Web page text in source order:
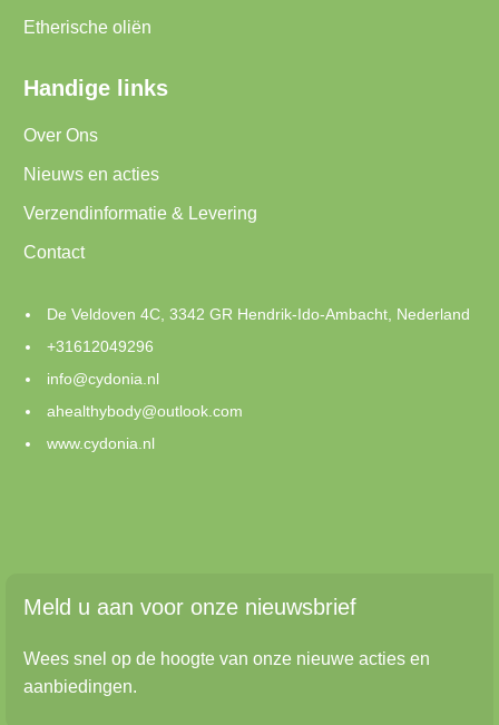
Etherische oliën
Handige links
Over Ons
Nieuws en acties
Verzendinformatie & Levering
Contact
De Veldoven 4C, 3342 GR Hendrik-Ido-Ambacht, Nederland
+31612049296
info@cydonia.nl
ahealthybody@outlook.com
www.cydonia.nl
Meld u aan voor onze nieuwsbrief
Wees snel op de hoogte van onze nieuwe acties en
aanbiedingen.